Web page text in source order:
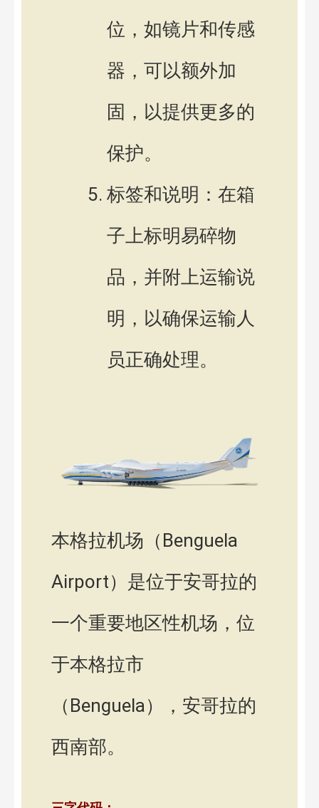
位，如镜片和传感
器，可以额外加
固，以提供更多的
保护。
标签和说明：在箱
子上标明易碎物
品，并附上运输说
明，以确保运输人
员正确处理。
本格拉机场（Benguela
Airport）是位于安哥拉的
一个重要地区性机场，位
于本格拉市
（Benguela），安哥拉的
西南部。